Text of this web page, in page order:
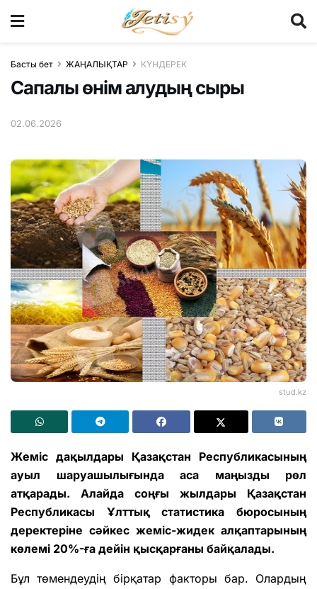
Басты бет ЖАҢАЛЫҚТАР КҮНДЕРЕК
Cапалы өнім алудың сыры
02.06.2026
stud.kz
Жеміс дақылдары Қазақстан Республикасының
ауыл шаруашылығында аса маңызды рөл
атқарады. Алайда соңғы жылдары Қазақстан
Республикасы Ұлттық статистика бюросының
деректеріне сәйкес жеміс-жидек алқаптарының
көлемі 20%-ға дейін қысқарғаны байқалады.
Бұл төмендеудің бірқатар факторы бар. Олардың